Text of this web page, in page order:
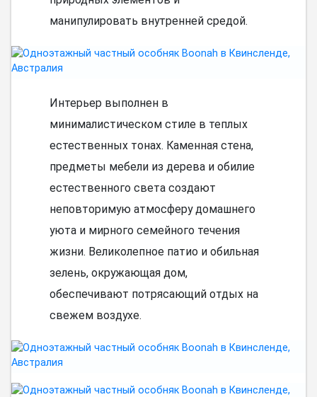
манипулировать внутренней средой.
Интерьер выполнен в
минималистическом стиле в теплых
естественных тонах. Каменная стена,
предметы мебели из дерева и обилие
естественного света создают
неповторимую атмосферу домашнего
уюта и мирного семейного течения
жизни. Великолепное патио и обильная
зелень, окружающая дом,
обеспечивают потрясающий отдых на
свежем воздухе.